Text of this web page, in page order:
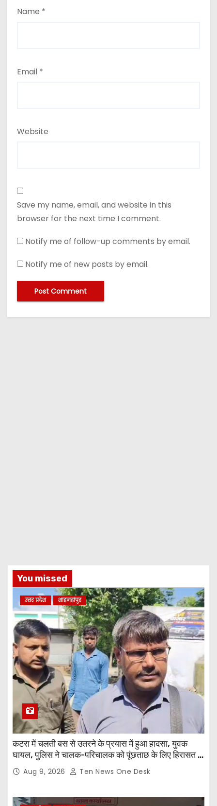
Name *
Email *
Website
Save my name, email, and website in this
browser for the next time I comment.
Notify me of follow-up comments by email.
Notify me of new posts by email.
You missed
उत्तर प्रदेश शाहजहांपुर
कटरा में चलती बस से उतरने के प्रयास में हुआ हादसा, युवक
घायल, पुलिस ने चालक-परिचालक को पूंछताछ के लिए हिरासत में
लियाAug 9, 2026 Ten News One Desk